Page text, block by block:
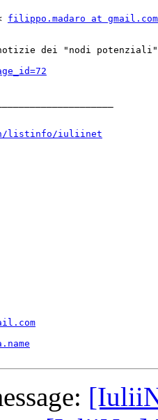
filippo.madaro at gmail.com
dei "nodi potenziali"
listinfo/iuliinet